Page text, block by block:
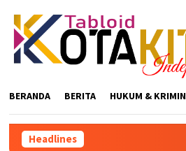
content
BERANDA BERITA HUKUM &
Headlines